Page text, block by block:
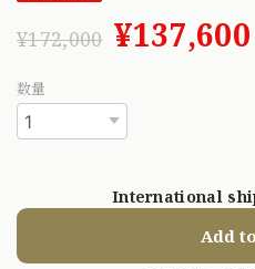
¥172,000 ¥137,600
数量
International
Add